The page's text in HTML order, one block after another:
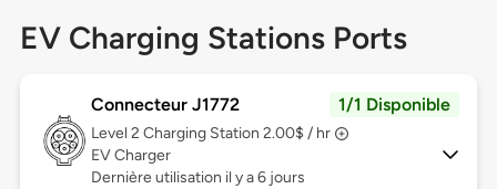
EV Charging Stations Ports
Connecteur J1772 1/1 Disponible
Level 2 Charging Station 2.00$ / hr
EV Charger
Dernière utilisation il y a 6 jours